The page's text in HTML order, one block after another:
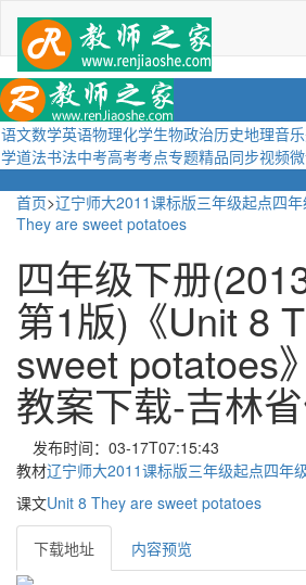
语文数学英语物理化学生物政治历史地理音乐
学道法书法中考高考考点专题精品同步视频
首页>辽宁师大2011课标版三年级起点四
They are sweet potatoes
四年级下册
第1版)《Unit 8
sweet potatoes
教案下载-吉林
发布时间：03-17T07:15:43
教材辽宁师大2011课标版三年级起点四年
课文Unit 8 They are sweet potatoes
下载地址 内容预览